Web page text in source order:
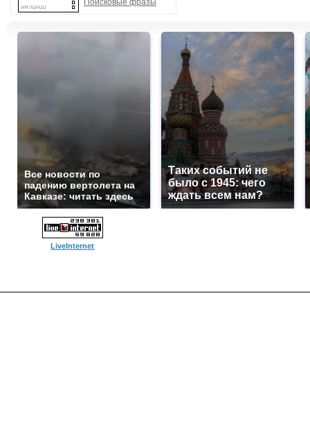
Поисковые фразы
Все новости по
падению вертолета на
Кавказе: читать здесь
Таких событий не
было с 1945: чего
ждать всем нам?
LiveInternet